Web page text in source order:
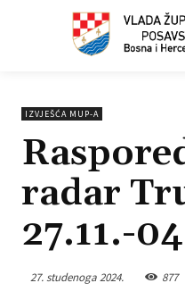
IZVJEŠĆA MUP-A
radar
27.11.-
27. studenoga 2024. 877